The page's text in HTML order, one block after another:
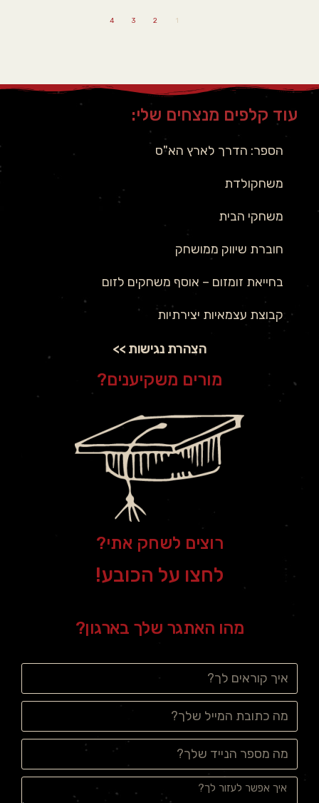
1
2
3
4
עוד קלפים מנצחים שלי:
הספר: הדרך לארץ הא"ס
משחקולדת
משחקי הבית
חוברת שיווק ממושחק
בחייאת זומזום – אוסף משחקים לזום
קבוצת עצמאיות יצירתיות
הצהרת נגישות >>
מורים משקיענים?
רוצים לשחק אתי?
לחצו על הכובע!
מהו האתגר שלך בארגון?